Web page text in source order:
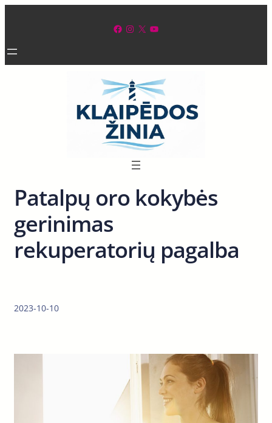
Facebook Instagram X YouTube
Patalpų oro kokybės
gerinimas
rekuperatorių pagalba
2023-10-10